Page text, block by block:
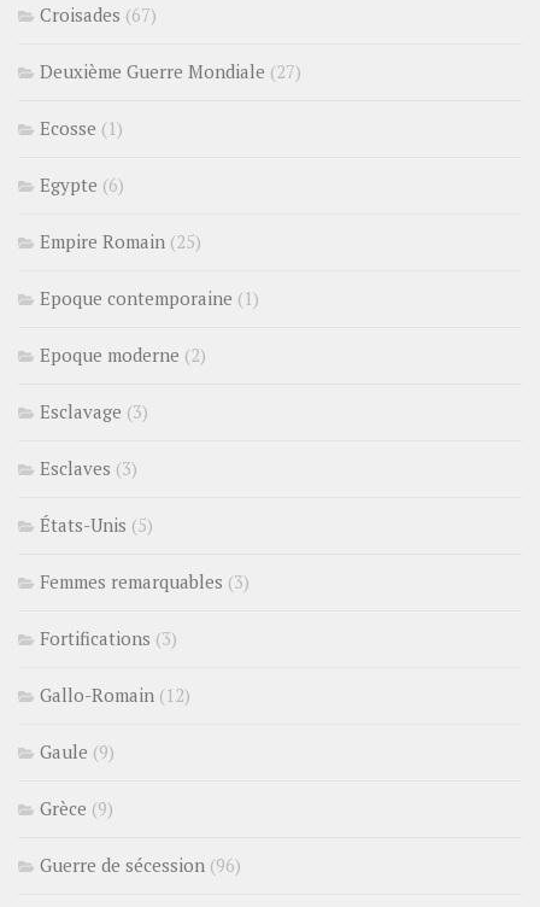
Croisades (67)
Deuxième Guerre Mondiale (27)
Ecosse (1)
Egypte (6)
Empire Romain (25)
Epoque contemporaine (1)
Epoque moderne (2)
Esclavage (3)
Esclaves (3)
États-Unis (5)
Femmes remarquables (3)
Fortifications (3)
Gallo-Romain (12)
Gaule (9)
Grèce (9)
Guerre de sécession (96)